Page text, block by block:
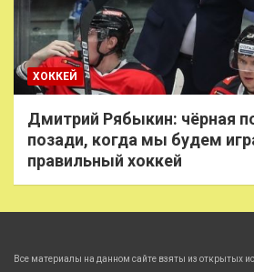
ХОККЕЙ
Дмитрий Рябыкин: чёрная
позади, когда мы будем
правильный хоккей
Все материалы на данном сайте взяты из открытых